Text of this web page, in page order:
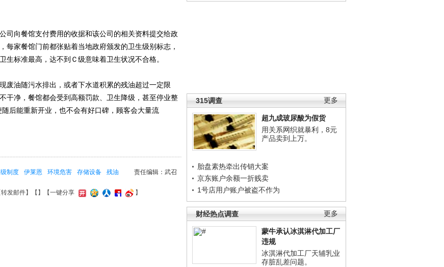
更多
315调查
超九成玻尿酸为假货
用关系网织就暴利，8元
产品卖到上万。
胎盘素热牵出传销大案
京东账户余额一折贱卖
1号店用户账户被盗不作为
更多
财经热点调查
蒙牛承认冰淇淋代加工厂
违规
冰淇淋代加工厂天辅乳业
存脏乱差问题。
向餐馆支付费用的收据和该公司的相关资料提交给政
每家餐馆门前都张贴着当地政府颁发的卫生级别标志，
标准最高，达不到Ｃ级意味着卫生状况不合格。
油随污水排出，或者下水道积累的残油超过一定限
干净，餐馆都会受到高额罚款、卫生降级，甚至停业整
后能重新开业，也不会有好口碑，顾客会大量流
责任编辑：武召
制度 伊莱恩 环境危害 存储设备 残油
转发邮件】【 】 【一键分享 】